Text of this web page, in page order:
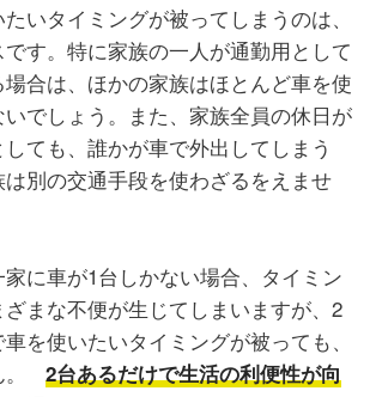
いタイミングが被ってしまうのは、
す。特に家族の一人が通勤用として
合は、ほかの家族はほとんど車を使
いでしょう。また、家族全員の休日が
ても、誰かが車で外出してしまう
は別の交通手段を使わざるをえませ
に車が1台しかない場合、タイミン
まな不便が生じてしまいますが、2
を使いたいタイミングが被っても、
2台あるだけで生活の利便性が向